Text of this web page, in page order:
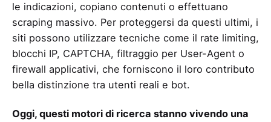
le indicazioni, copiano contenuti o effettuano
scraping massivo. Per proteggersi da questi ultimi, i
siti possono utilizzare tecniche come il rate limiting,
blocchi IP, CAPTCHA, filtraggio per User-Agent o
firewall applicativi, che forniscono il loro contributo
bella distinzione tra utenti reali e bot.
Oggi, questi motori di ricerca stanno vivendo una